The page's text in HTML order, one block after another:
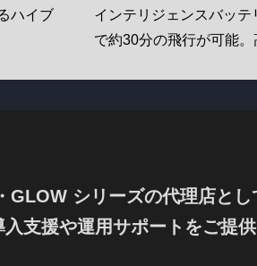
ハイブ
インテリジェンスバッ
で約30分の飛行が可能。
GLOW シリーズの代理店とし
入支援や運用サポートをご提供